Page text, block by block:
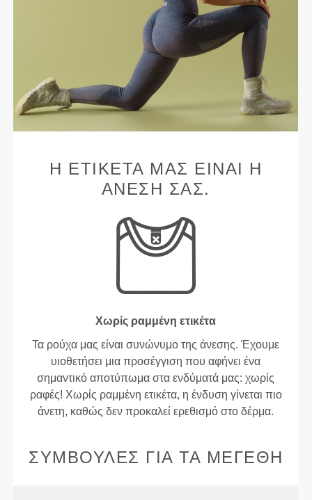
Η ΕΤΙΚΈΤΑ ΜΑΣ ΕΊΝΑΙ Η
ΆΝΕΣΉ ΣΑΣ.
Χωρίς ραμμένη ετικέτα
Τα ρούχα μας είναι συνώνυμο της άνεσης. Έχουμε
υιοθετήσει μια προσέγγιση που αφήνει ένα
σημαντικό αποτύπωμα στα ενδύματά μας: χωρίς
ραφές! Χωρίς ραμμένη ετικέτα, η ένδυση γίνεται πιο
άνετη, καθώς δεν προκαλεί ερεθισμό στο δέρμα.
ΣΥΜΒΟΥΛΈΣ ΓΙΑ ΤΑ ΜΕΓΈΘΗ